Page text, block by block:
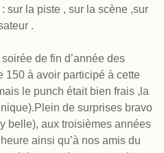
sur la piste , sur la scène ,sur
.
de fin d’année des
150 à avoir participé à cette
le punch était bien frais ,la
de surprises bravo
belle), aux troisièmes années
ainsi qu’à nos amis du